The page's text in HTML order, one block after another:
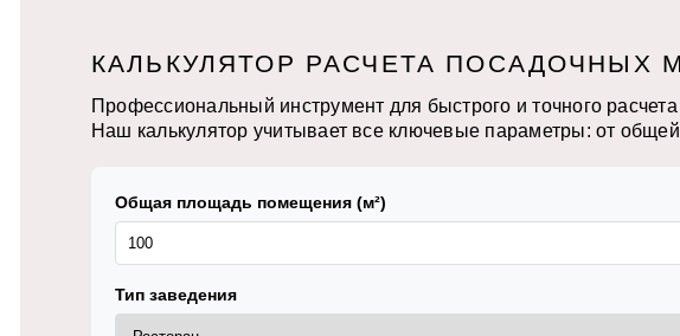
КАЛЬКУЛЯТОР РАСЧЕТА ПОСАДОЧНЫХ
Профессиональный инструмент для быстрого и точного
Наш калькулятор учитывает все ключевые параметры: от
Общая площадь помещения (м²)
Тип заведения